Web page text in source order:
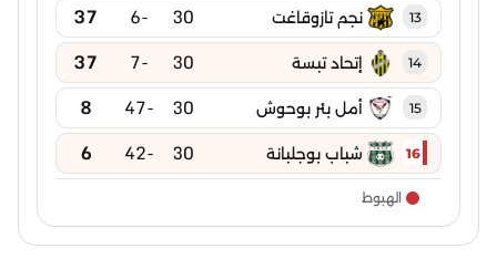
13 نجم تازوقاغت 30
-6
37
14 إتحاد تبسة 30
-7
37
15 أمل بئر بوحوش 30
-47
8
16 شباب بوجلبانة 30
-42
6
الهبوط